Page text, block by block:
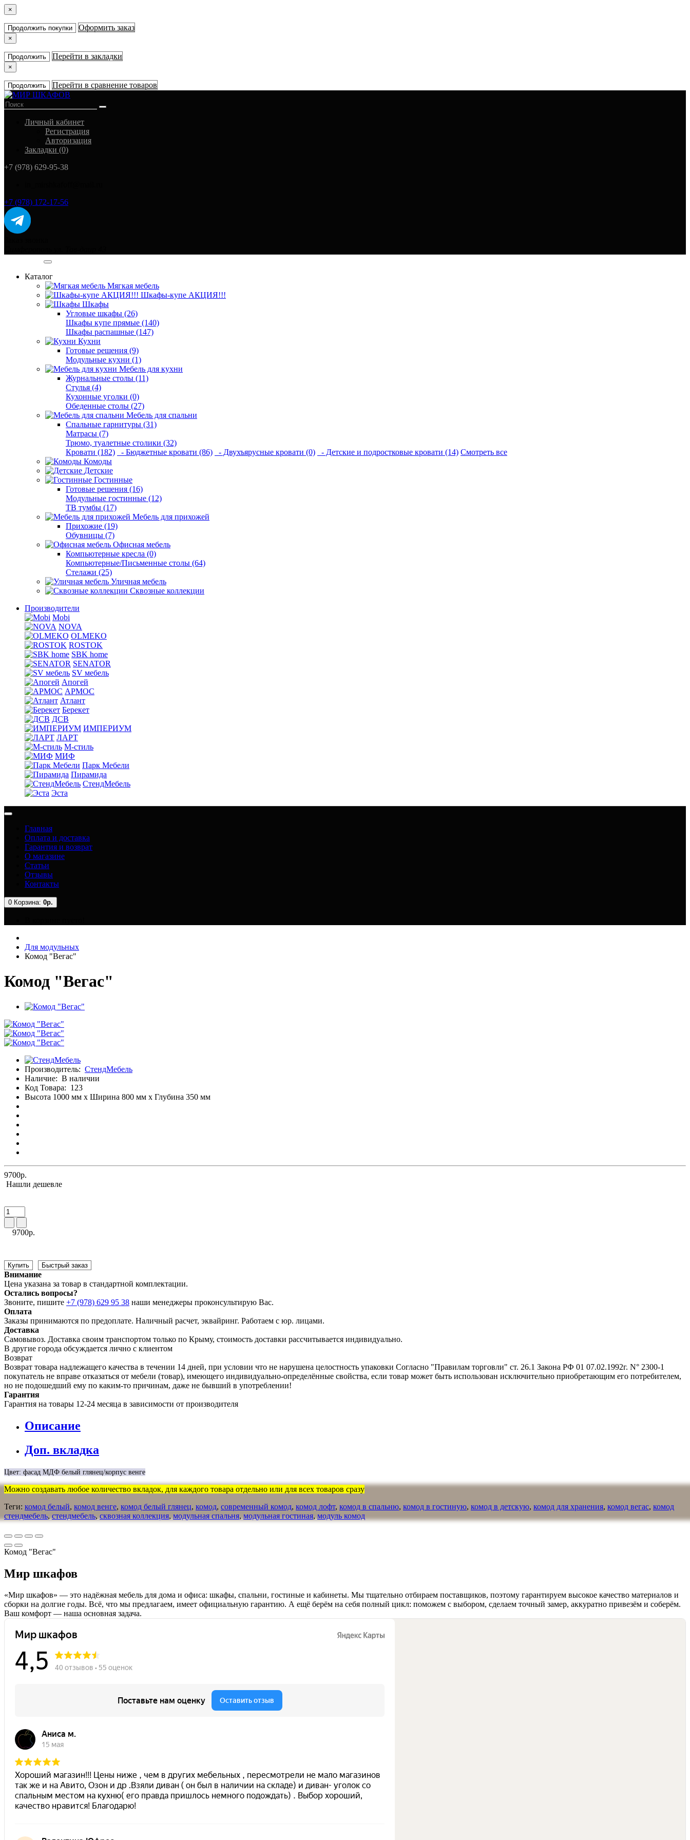
×
Продолжить покупки Оформить заказ
×
Продолжить Перейти в закладки
×
Продолжить Перейти в сравнение товаров
Личный кабинет
Регистрация
Авторизация
Закладки (0)
+7 (978) 629-95-38
+7 (978) 172-17-56
Каталог
Мягкая мебель
Шкафы-купе АКЦИЯ!!!
Шкафы
Угловые шкафы (26)
Шкафы купе прямые (140)
Шкафы распашные (147)
Кухни
Готовые решения (9)
Модульные кухни (1)
Мебель для кухни
Журнальные столы (11)
Стулья (4)
Кухонные уголки (0)
Обеденные столы (27)
Мебель для спальни
Спальные гарнитуры (31)
Матрасы (7)
Трюмо, туалетные столики (32)
Кровати (182)
- Бюджетные кровати (86) - Двухъярусные кровати (0) - Детские и подростковые кровати (14) Смотреть все
Комоды
Детские
Гостинные
Готовые решения (16)
Модульные гостинные (12)
ТВ тумбы (17)
Мебель для прихожей
Прихожие (19)
Обувницы (7)
Офисная мебель
Компьютерные кресла (0)
Компьютерные/Письменные столы (64)
Стелажи (25)
Уличная мебель
Сквозные коллекции
Производители
Mobi
NOVA
OLMEKO
ROSTOK
SBK home
SENATOR
SV мебель
Апогей
АРМОС
Атлант
Берекет
ДСВ
ИМПЕРИУМ
ЛАРТ
М-стиль
МИФ
Парк Мебели
Пирамида
СтендМебель
Эста
Главная
Оплата и доставка
Гарантия и возврат
О магазине
Статьи
Отзывы
Контакты
0 Корзина: 0р.
Для модульных
Комод "Вегас"
Комод "Вегас"
Производитель: СтендМебель
Наличие: В наличии
Код Товара: 123
Высота 1000 мм x Ширина 800 мм x Глубина 350 мм
9700р.
Нашли дешевле
9700р.
Купить Быстрый заказ
Внимание
Цена указана за товар в стандартной комплектации.
Остались вопросы?
Звоните, пишите +7 (978) 629 95 38 наши менеджеры проконсультирую Вас.
Оплата
Заказы принимаются по предоплате. Наличный расчет, эквайринг. Работаем с юр. лицами.
Доставка
Самовывоз. Доставка своим транспортом только по Крыму, стоимость доставки рассчитывается индивидуально.
В другие города обсуждается лично с клиентом
Возврат
Возврат товара надлежащего качества в течении 14 дней, при условии что не нарушена целостность упаковки Согласно "Правилам торговли" ст. 26.1 Закона РФ 01 07.02.1992г. N° 2300-1
покупатель не вправе отказаться от мебели (товар), имеющего индивидуально-определённые свойства, если товар может быть использован исключительно приобретающим его потребителем,
но не подошедший eмy по каким-то причинам, даже не бывший в употреблении!
Гарантия
Гарантия на товары 12-24 месяца в зависимости от производителя
Описание
Доп. вкладка
Цвет: фасад МДФ белый глянец/корпус венге
Можно создавать любое количество вкладок, для каждого товара отдельно или для всех товаров сразу
Теги: комод белый, комод венге, комод белый глянец, комод, современный комод, комод лофт, комод в спальню, комод в гостиную, комод в детскую, комод для хранения, комод вегас, комод
стендмебель, стендмебель, сквозная коллекция, модульная спальня, модульная гостиная, модуль комод
Комод "Вегас"
Мир шкафов
«Мир шкафов» — это надёжная мебель для дома и офиса: шкафы, спальни, гостиные и кабинеты. Мы тщательно отбираем поставщиков, поэтому гарантируем высокое качество материалов и
сборки на долгие годы. Всё, что мы предлагаем, имеет официальную гарантию. А ещё берём на себя полный цикл: поможем с выбором, сделаем точный замер, аккуратно привезём и соберём.
Ваш комфорт — наша основная задача.